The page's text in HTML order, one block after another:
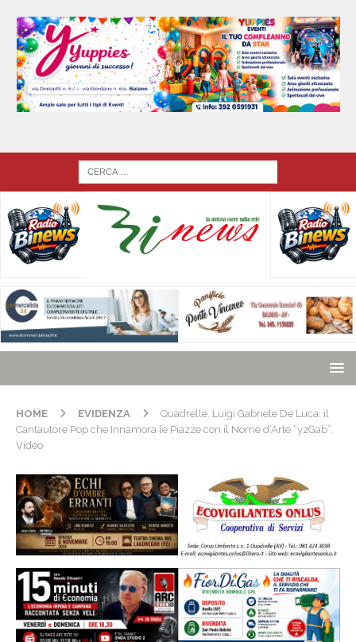
HOME EVIDENZA
Quadrelle. Luigi Gabriele De Luca: il
Cantautore Pop che Innamora le Piazze con il Nome d’Arte “yzGab”.
Video